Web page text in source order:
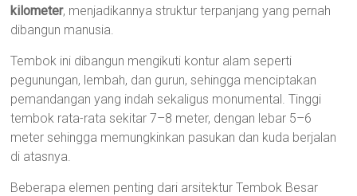
kilometer, menjadikannya struktur terpanjang yang pernah
dibangun manusia.
Tembok ini dibangun mengikuti kontur alam seperti
pegunungan, lembah, dan gurun, sehingga menciptakan
pemandangan yang indah sekaligus monumental. Tinggi
tembok rata-rata sekitar 7–8 meter, dengan lebar 5–6
meter sehingga memungkinkan pasukan dan kuda berjalan
di atasnya.
Beberapa elemen penting dari arsitektur Tembok Besar